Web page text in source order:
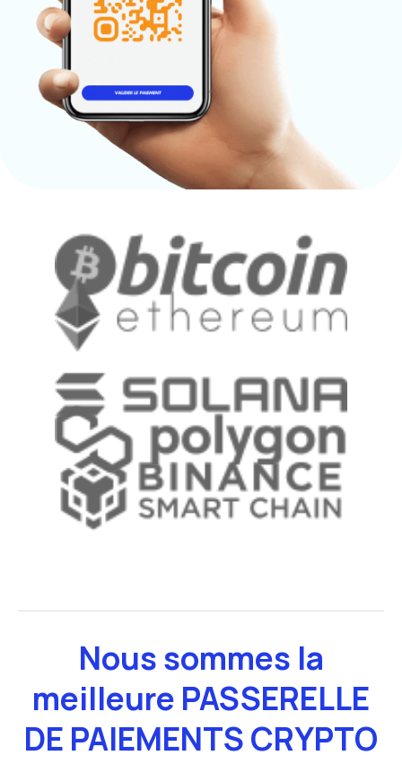
Nous sommes la
meilleure PASSERELLE
DE PAIEMENTS CRYPTO